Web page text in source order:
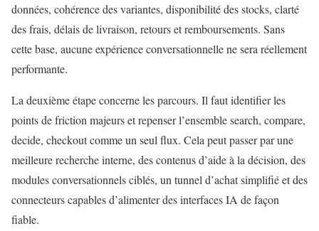
données, cohérence des variantes, disponibilité des stocks, clarté
des frais, délais de livraison, retours et remboursements. Sans
cette base, aucune expérience conversationnelle ne sera réellement
performante.
La deuxième étape concerne les parcours. Il faut identifier les
points de friction majeurs et repenser l’ensemble search, compare,
decide, checkout comme un seul flux. Cela peut passer par une
meilleure recherche interne, des contenus d’aide à la décision, des
modules conversationnels ciblés, un tunnel d’achat simplifié et des
connecteurs capables d’alimenter des interfaces IA de façon
fiable.